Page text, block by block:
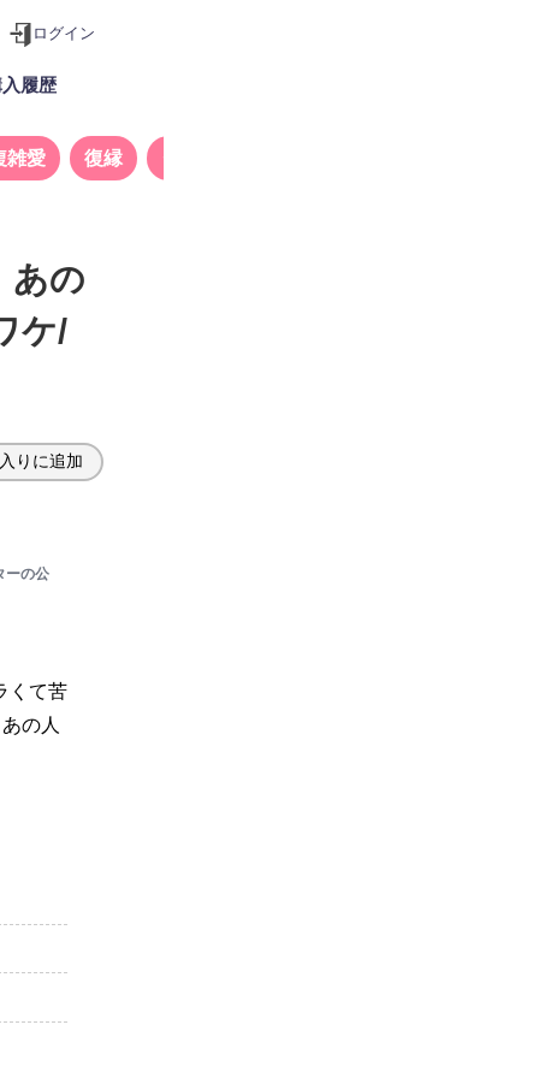
ログイン
履歴
雑愛 復縁
あの
ケ/
りに追加
ーの公
くて苦
の人